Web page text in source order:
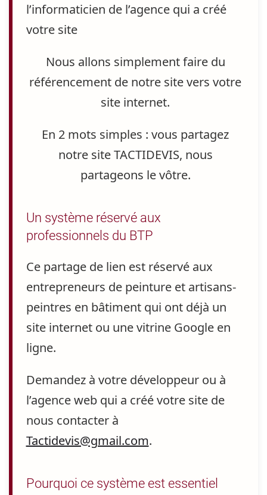
l’informaticien de l’agence qui a créé
votre site
Nous allons simplement faire du
référencement de notre site vers votre
site internet.
En 2 mots simples : vous partagez
notre site TACTIDEVIS, nous
partageons le vôtre.
Un système réservé aux
professionnels du BTP
Ce partage de lien est réservé aux
entrepreneurs de peinture et artisans-
peintres en bâtiment qui ont déjà un
site internet ou une vitrine Google en
ligne.
Demandez à votre développeur ou à
l’agence webqui a créé votre site de
nous contacter à
Tactidevis@gmail.com.
Pourquoi ce système est essentiel